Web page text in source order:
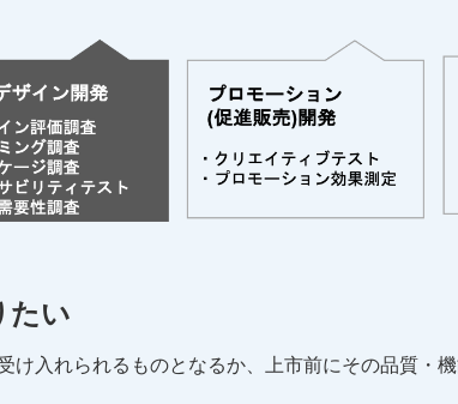
たい
入れられるものとなるか、上市前にその品質・